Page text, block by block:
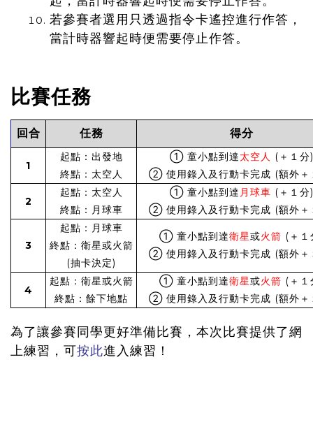
若參賽者選用只透過指令卡遙控進行作答，
當計時器響起時便需要停止作答。
比賽任務
回合 任務 得分
1
起點：出發地
終點：太空人
① 童小點到達太空人 (＋１分)
② 使用錄入及行動卡完成 (額外＋
2
起點：太空人
終點：月球車
① 童小點到達 月球車 (＋１分)
② 使用錄入及行動卡完成 (額外＋
3
起點：月球車
終點：衛星或火箭
(抽卡決定)
① 童小點到達衛星或火箭 (＋１
② 使用錄入及行動卡完成 (額外＋
4
起點：衛星或火箭
終點：餘下地點
① 童小點到達衛星或火箭 (＋１
② 使用錄入及行動卡完成 (額外＋
為了讓參賽同學更好準備比賽，本次比賽提供了網
上練習，可按此進入練習！